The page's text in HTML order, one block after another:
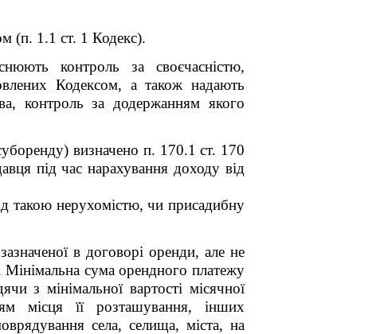
(п. 1.1 ст. 1 Кодекс).
контроль за своєчасністю,
Кодексом, а також надають
контроль за додержанням якого
визначено п. 170.1 ст. 170
під час нарахування доходу від
такою нерухомістю, чи присадибну
в договорі оренди, але не
сума орендного платежу
з мінімальної вартості місячної
місця її розташування, інших
села, селища, міста, на